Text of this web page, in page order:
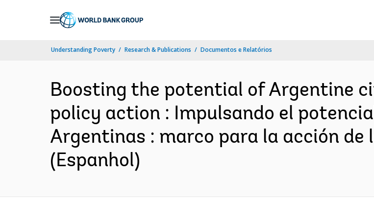
Understanding Poverty Research & Publications Documentos e Relatórios
Boosting the potential of Argentine
policy action : Impulsando el
Argentinas : marco para la acción
(Espanhol)